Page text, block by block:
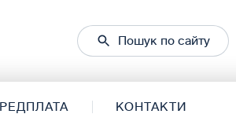
Пошук по сайту
КОНТАКТИ